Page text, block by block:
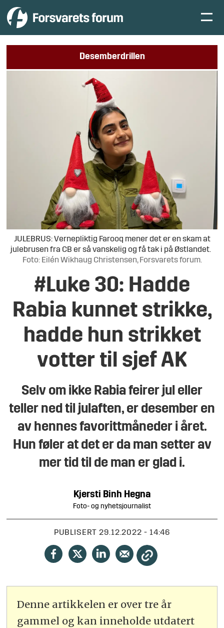
Desemberdrillen
JULEBRUS: Vernepliktig Farooq mener det er en skam at
julebrusen fra CB er så vanskelig og få tak i på Østlandet.
Foto: Eilén Wikhaug Christensen, Forsvarets forum.
#Luke 30: Hadde
Rabia kunnet strikke,
hadde hun strikket
votter til sjef AK
Selv om ikke Rabia feirer jul eller
teller ned til julaften, er desember en
av hennes favorittmåneder i året.
Hun føler at det er da man setter av
mer tid til de man er glad i.
Kjersti Binh Hegna
Foto- og nyhetsjournalist
PUBLISERT 29.12.2022 - 14:46
Denne artikkelen er over tre år
gammel og kan inneholde utdatert